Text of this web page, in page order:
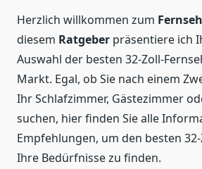
Herzlich willkommen zum
diesem Ratgeber präsentiere ich
Auswahl der besten 32-Zoll-
Markt. Egal, ob Sie nach einem
Ihr Schlafzimmer, Gästezimmer
suchen, hier finden Sie alle
Empfehlungen, um den besten
Ihre Bedürfnisse zu finden.